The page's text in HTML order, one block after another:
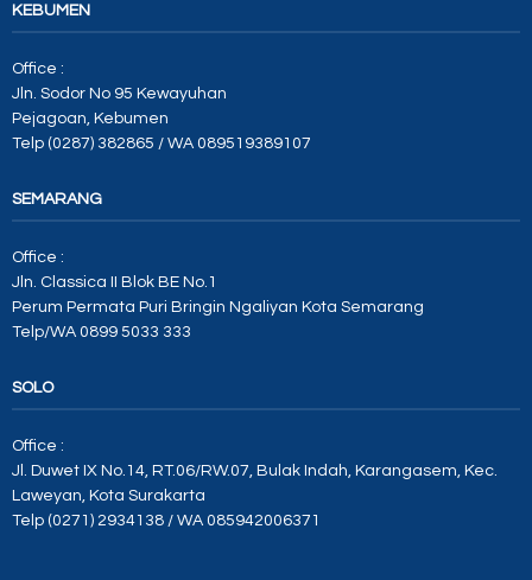
KEBUMEN
Office :
Jln. Sodor No 95 Kewayuhan
Pejagoan, Kebumen
Telp (0287) 382865 / WA 089519389107
SEMARANG
Office :
Jln. Classica II Blok BE No.1
Perum Permata Puri Bringin Ngaliyan Kota Semarang
Telp/WA 0899 5033 333
SOLO
Office :
Jl. Duwet IX No.14, RT.06/RW.07, Bulak Indah, Karangasem, Kec.
Laweyan, Kota Surakarta
Telp (0271) 2934138 / WA 085942006371